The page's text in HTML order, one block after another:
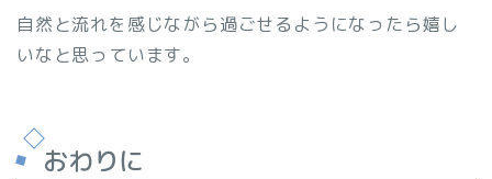
自然と流れを感じながら過ごせるようになったら嬉し
いなと思っています。
おわりに